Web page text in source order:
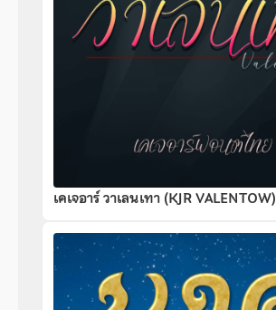
เคเจอาร์ วาเลนเทา (KJR VALENTOW)